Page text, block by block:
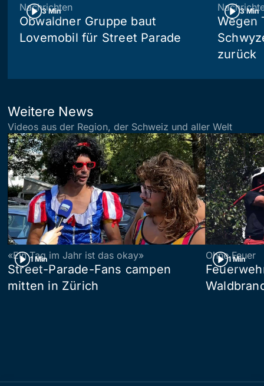
3 Min
Nachrichten
Obwaldner Gruppe baut
Lovemobil für Street Parade
3 Min
Wegen
zurück
Weitere News
Videos aus der Region, der Schweiz und aller Welt
1 Min
«Ein Tag im Jahr ist das okay»
Street-Parade-Fans campen
mitten in Zürich
1 Min
Ohne Feuer